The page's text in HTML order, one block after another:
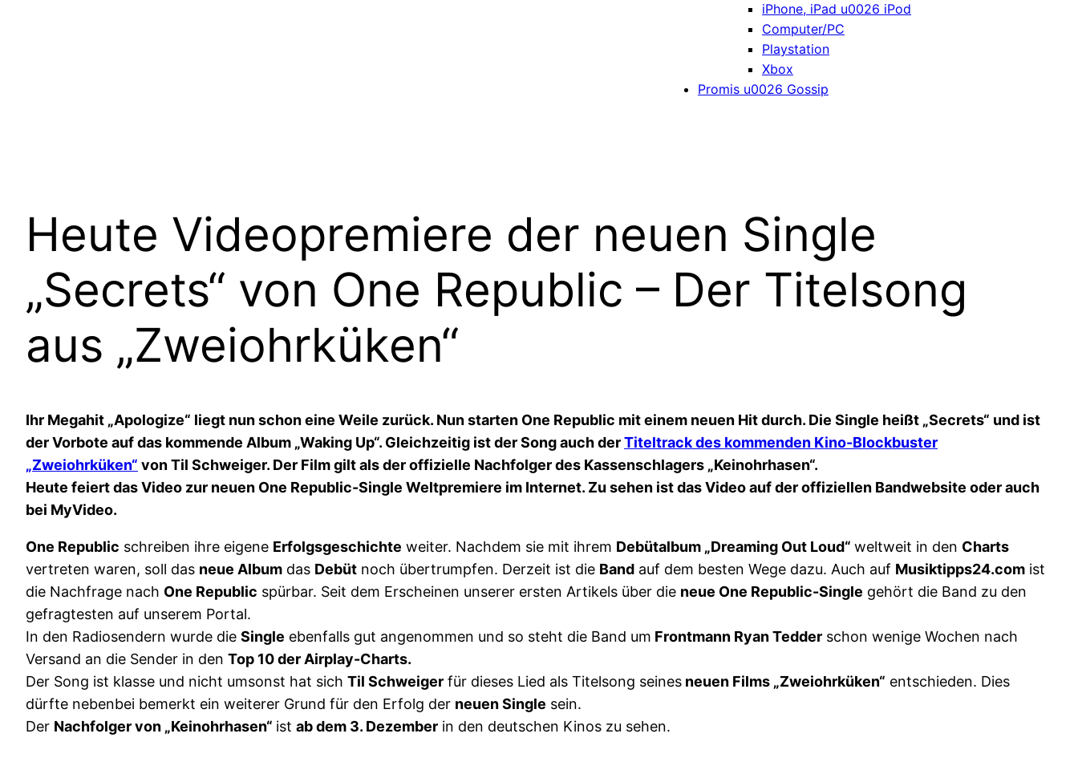
iPhone, iPad u0026 iPod
Computer/PC
Playstation
Xbox
Promis u0026 Gossip
Heute Videopremiere der neuen Single
„Secrets“ von One Republic – Der Titelsong
aus „Zweiohrküken“
Ihr Megahit „Apologize“ liegt nun schon eine Weile zurück. Nun starten One Republic mit einem neuen Hit durch. Die Single heißt „Secrets“ und ist
der Vorbote auf das kommende Album „Waking Up“. Gleichzeitig ist der Song auch derTiteltrack des kommenden Kino-Blockbuster
„Zweiohrküken“ von Til Schweiger. Der Film gilt als der offizielle Nachfolger des Kassenschlagers „Keinohrhasen“.
Heute feiert das Video zur neuen One Republic-Single Weltpremiere im Internet. Zu sehen ist das Video auf der offiziellen Bandwebsite oder auch
bei MyVideo.
One Republic schreiben ihre eigene Erfolgsgeschichte weiter. Nachdem sie mit ihrem Debütalbum „Dreaming Out Loud“ weltweit in den Charts
vertreten waren, soll das neue Album das Debüt noch übertrumpfen. Derzeit ist die Band auf dem besten Wege dazu. Auch auf Musiktipps24.com ist
die Nachfrage nach One Republic spürbar. Seit dem Erscheinen unserer ersten Artikels über die neue One Republic-Single gehört die Band zu den
gefragtesten auf unserem Portal.
In den Radiosendern wurde die Single ebenfalls gut angenommen und so steht die Band um Frontmann Ryan Tedder schon wenige Wochen nach
Versand an die Sender in den Top 10 der Airplay-Charts.
Der Song ist klasse und nicht umsonst hat sich Til Schweiger für dieses Lied als Titelsong seines neuen Films „Zweiohrküken“ entschieden. Dies
dürfte nebenbei bemerkt ein weiterer Grund für den Erfolg der neuen Single sein.
Der Nachfolger von „Keinohrhasen“ ist ab dem 3. Dezember in den deutschen Kinos zu sehen.